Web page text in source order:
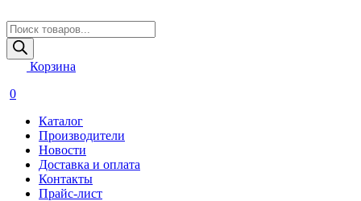
Поиск
товаров
Корзина
0
Каталог
Производители
Новости
Доставка и оплата
Контакты
Прайс-лист